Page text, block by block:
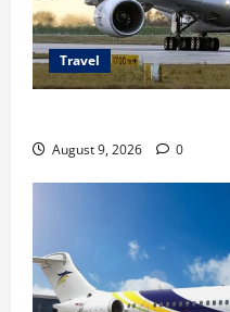
Travel
August 9, 2026 0